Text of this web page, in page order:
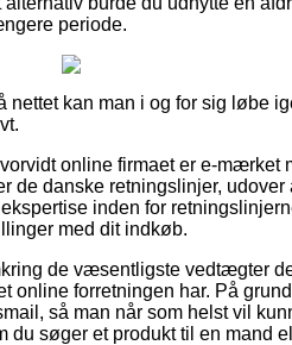
periode.
kan man i og for sig løbe
online firmaet er e-mærket
danske retningslinjer, udover
inden for
med dit indkøb.
de væsentligste vedtægter
online forretningen har. På
så man når som helst vil
søger et produkt til en mand